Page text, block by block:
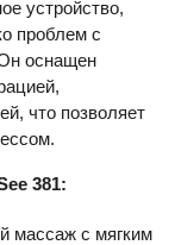
устройство,
проблем с
оснащен
что позволяет
381:
массаж с мягким